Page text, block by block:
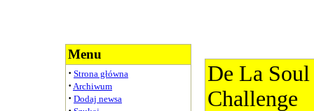
Menu
· Strona główna
· Archiwum
· Dodaj newsa
De La Soul
Challenge